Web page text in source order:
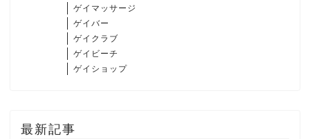
ゲイマッサージ
ゲイバー
ゲイクラブ
ゲイビーチ
ゲイショップ
最新記事